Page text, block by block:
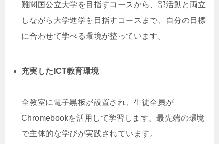
難関国公立大学を目指すコースから、部活動と両立
しながら大学進学を目指すコースまで、自分の目標
に合わせて学べる環境が整っています。
充実したICT教育環境
全教室に電子黒板が設置され、生徒全員が
Chromebookを活用して学習します。最先端の環境
で主体的な学びが実践されています。